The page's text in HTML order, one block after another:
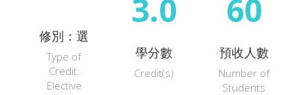
修別：選
Type of
Credit:
Elective
3.0
學分數
Credit(s)
60
預收人數
Number of
Students